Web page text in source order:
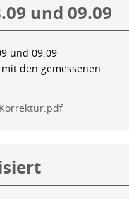
und 09.09
und 09.09
den gemessenen